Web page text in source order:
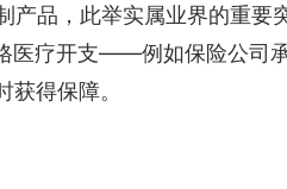
产品，此举实属业界的重要
医疗开支——例如保险公司
得保障。